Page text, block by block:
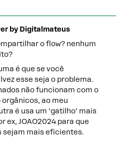
by Digitalmateus
o flow? nenhum
é que se você
esse seja o problema.
não funcionam com o
ao meu
é usa um ‘gatilho’ mais
ex, JOAO2024 para que
sejam mais eficientes.